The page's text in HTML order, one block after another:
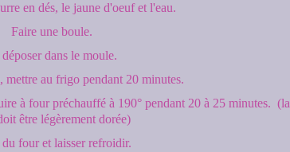
en dés, le jaune d'oeuf et l'eau.
Faire une boule.
dans le moule.
mettre au frigo pendant 20 minutes.
à four préchauffé à 190° pendant 20 à 25 minutes. (la
être légèrement dorée)
four et laisser refroidir.